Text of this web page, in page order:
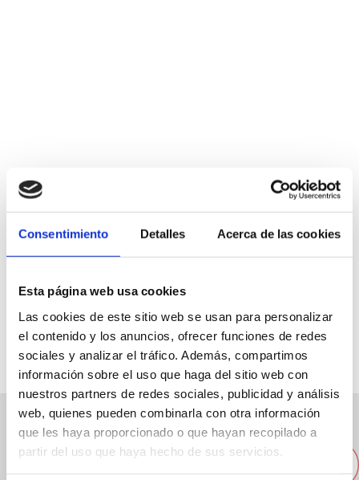
Consentimiento Detalles Acerca de las cookies
Esta página web usa cookies
Las cookies de este sitio web se usan para personalizar
el contenido y los anuncios, ofrecer funciones de redes
sociales y analizar el tráfico. Además, compartimos
información sobre el uso que haga del sitio web con
nuestros partners de redes sociales, publicidad y análisis
web, quienes pueden combinarla con otra información
que les haya proporcionado o que hayan recopilado a
partir del uso que haya hecho de sus servicios.
Joan Fuster Avenue, 28th
96 5789294
Other nearby restaurants